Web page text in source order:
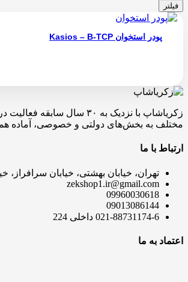
فیلتر
پودر استخوان Kasios – B-TCP
زکریاشاپ با نزدیک به
مختلف به بخش‌های دولتی و خصوصی، آماده
ارتباط با ما
تهران، خیابان بهشتی، خیابان سرافراز،
zekshop1.ir@gmail.com
09960030618
09013086144
021-88731174-6 داخلی 224
اعتماد به ما